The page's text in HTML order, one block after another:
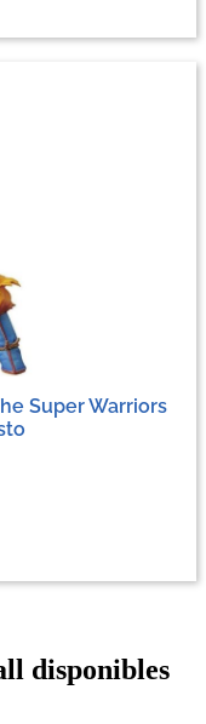
Super Warriors
disponibles